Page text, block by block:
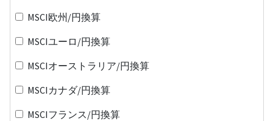
MSCI欧州/円換算
MSCIユーロ/円換算
MSCIオーストラリア/円換算
MSCIカナダ/円換算
MSCIフランス/円換算